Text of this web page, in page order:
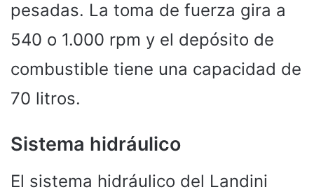
pesadas. La toma de fuerza gira a
540 o 1.000 rpm y el depósito de
combustible tiene una capacidad de
70 litros.
Sistema hidráulico
El sistema hidráulico del Landini